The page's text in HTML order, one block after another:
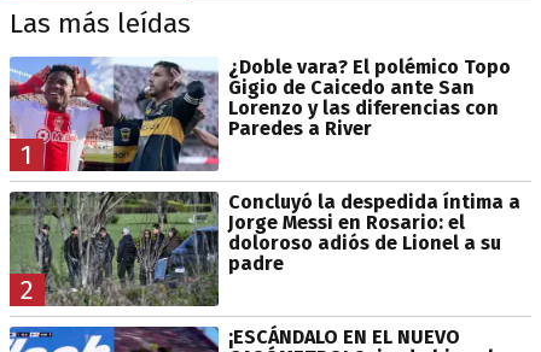
Las más leídas
1
¿Doble vara? El polémico Topo
Gigio de Caicedo ante San
Lorenzo y las diferencias con
Paredes a River
2
Concluyó la despedida íntima a
Jorge Messi en Rosario: el
doloroso adiós de Lionel a su
padre
¡ESCÁNDALO EN EL NUEVO